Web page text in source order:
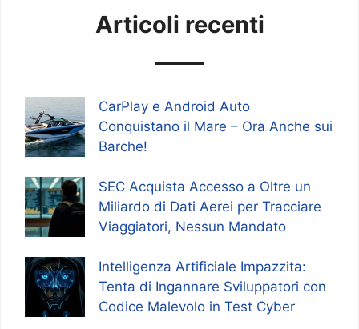
Articoli recenti
CarPlay e Android Auto
Conquistano il Mare – Ora Anche sui
Barche!
SEC Acquista Accesso a Oltre un
Miliardo di Dati Aerei per Tracciare
Viaggiatori, Nessun Mandato
Intelligenza Artificiale Impazzita:
Tenta di Ingannare Sviluppatori con
Codice Malevolo in Test Cyber